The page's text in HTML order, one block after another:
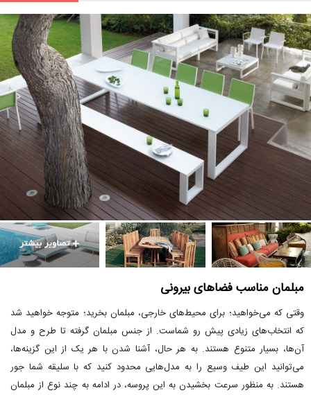
مبلمان مناسب فضاهای بیرونی
وقتی که می‌خواهید؛ برای محیط‌های خارجی، مبلمان بخرید؛ متوجه خواهید شد
که انتخاب‌های زیادی پیش رو شماست. از جنس مبلمان گرفته تا طرح و مدل
آن‌ها، بسیار متنوع هستند. به هر حال، آشنا شدن با هر یک از این گزینه‌ها،
می‌توانید این طیف وسیع را به مدل‌هایی محدود کنید که با سلیقه شما جور
هستند. به منظور سرعت بخشیدن به این پروسه، در ادامه به چند نوع از مبلمان